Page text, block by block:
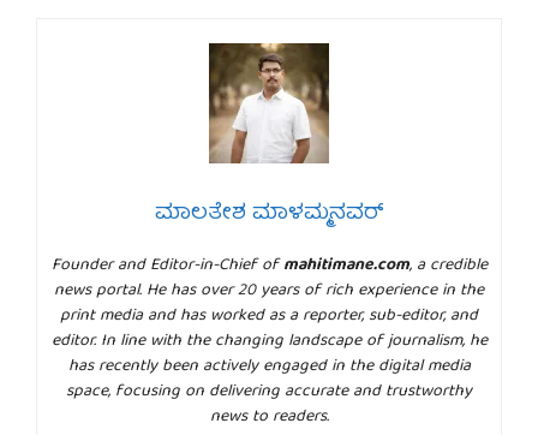
ಮಾಲತೇಶ ಮಾಳಮ್ಮನವರ್
Founder and Editor-in-Chief ofmahitimane.com, a credible
news portal. He has over 20 years of rich experience in the
print media and has worked as a reporter, sub-editor, and
editor. In line with the changing landscape of journalism, he
has recently been actively engaged in the digital media
space, focusing on delivering accurate and trustworthy
news to readers.